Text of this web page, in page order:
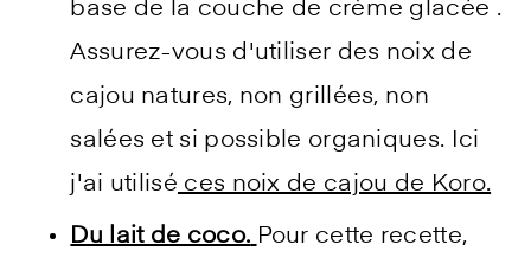
base de la couche de crème glacée .
Assurez-vous d'utiliser des noix de
cajou natures, non grillées, non
salées et si possible organiques. Ici
j'ai utilisé ces noix de cajou de Koro.
Du lait de coco. Pour cette recette,